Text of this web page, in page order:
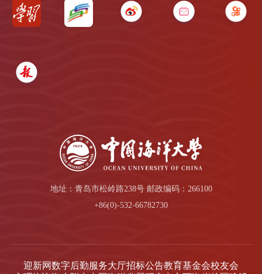
地址：青岛市松岭路238号 邮政编码：266100
+86(0)-532-66782730
迎新网数字后勤服务大厅招标公告教育基金会校友会